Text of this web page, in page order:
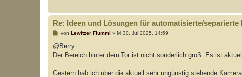
Re: Ideen und Lösungen für automatisierte/
B
i
r
von Lewitzer Flummi » Mi 30. Jul 2025, 14:59
@Berry
Der Bereich hinter dem Tor ist nicht sonderlich groß. Es ist
Gestern hab ich über die aktuell sehr ungünstig stehende